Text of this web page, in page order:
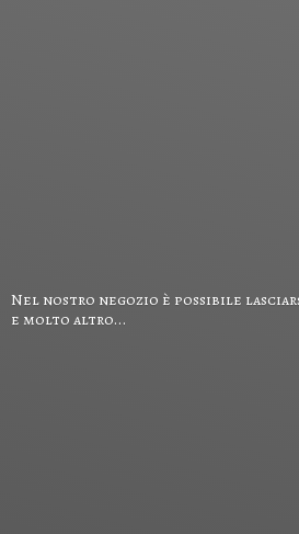
Nel nostro negozio è possibile
e molto altro...